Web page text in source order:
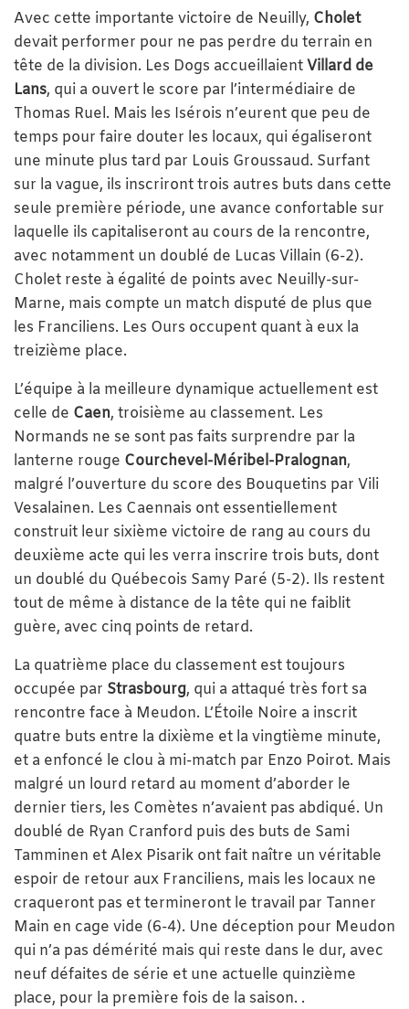
Avec cette importante victoire de Neuilly, Cholet
devait performer pour ne pas perdre du terrain en
tête de la division. Les Dogs accueillaientVillard de
Lans, qui a ouvert le score par l’intermédiaire de
Thomas Ruel. Mais les Isérois n’eurent que peu de
temps pour faire douter les locaux, qui égaliseront
une minute plus tard par Louis Groussaud. Surfant
sur la vague, ils inscriront trois autres buts dans cette
seule première période, une avance confortable sur
laquelle ils capitaliseront au cours de la rencontre,
avec notamment un doublé de Lucas Villain (6-2).
Cholet reste à égalité de points avec Neuilly-sur-
Marne, mais compte un match disputé de plus que
les Franciliens. Les Ours occupent quant à eux la
treizième place.
L’équipe à la meilleure dynamique actuellement est
celle de Caen, troisième au classement. Les
Normands ne se sont pas faits surprendre par la
lanterne rouge Courchevel-Méribel-Pralognan,
malgré l’ouverture du score des Bouquetins par Vili
Vesalainen. Les Caennais ont essentiellement
construit leur sixième victoire de rang au cours du
deuxième acte qui les verra inscrire trois buts, dont
un doublé du Québecois Samy Paré (5-2). Ils restent
tout de même à distance de la tête qui ne faiblit
guère, avec cinq points de retard.
La quatrième place du classement est toujours
occupée par Strasbourg, qui a attaqué très fort sa
rencontre face à Meudon. L’Étoile Noire a inscrit
quatre buts entre la dixième et la vingtième minute,
et a enfoncé le clou à mi-match par Enzo Poirot. Mais
malgré un lourd retard au moment d’aborder le
dernier tiers, les Comètes n’avaient pas abdiqué. Un
doublé de Ryan Cranford puis des buts de Sami
Tamminen et Alex Pisarik ont fait naître un véritable
espoir de retour aux Franciliens, mais les locaux ne
craqueront pas et termineront le travail par Tanner
Main en cage vide (6-4). Une déception pour Meudon
qui n’a pas démérité mais qui reste dans le dur, avec
neuf défaites de série et une actuelle quinzième
place, pour la première fois de la saison. .